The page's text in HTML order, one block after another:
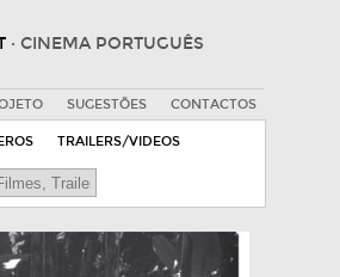
· CINEMA PORTUGUÊS
SUGESTÕES CONTACTOS
TRAILERS/VIDEOS